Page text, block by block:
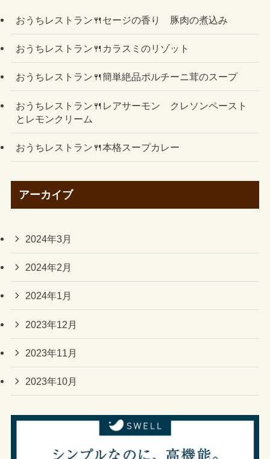
おうちレストラン🍴セージの香り 豚肉の煮込み
おうちレストラン🍴カラスミのリゾット
おうちレストラン🍴簡単絶品ポルチーニ茸のスープ
おうちレストラン🍴レアサーモン クレソンペースト
とレモンクリーム
おうちレストラン🍴本格スープカレー
アーカイブ
2024年3月
2024年2月
2024年1月
2023年12月
2023年11月
2023年10月